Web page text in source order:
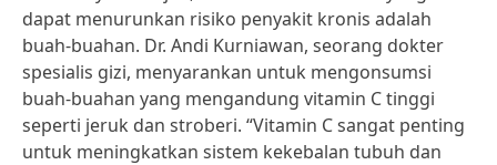
dapat menurunkan risiko penyakit kronis adalah
buah-buahan. Dr. Andi Kurniawan, seorang dokter
spesialis gizi, menyarankan untuk mengonsumsi
buah-buahan yang mengandung vitamin C tinggi
seperti jeruk dan stroberi. “Vitamin C sangat penting
untuk meningkatkan sistem kekebalan tubuh dan